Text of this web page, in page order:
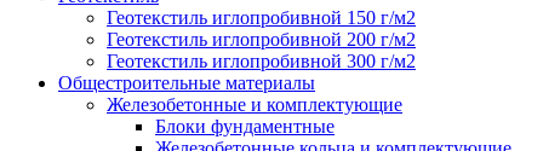
Геотекстиль иглопробивной 150 г/м2
Геотекстиль иглопробивной 200 г/м2
Геотекстиль иглопробивной 300 г/м2
Общестроительные материалы
Железобетонные и комплектующие
Блоки фундаментные